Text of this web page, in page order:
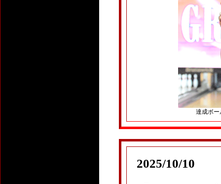
達成ボー
2025/10/10